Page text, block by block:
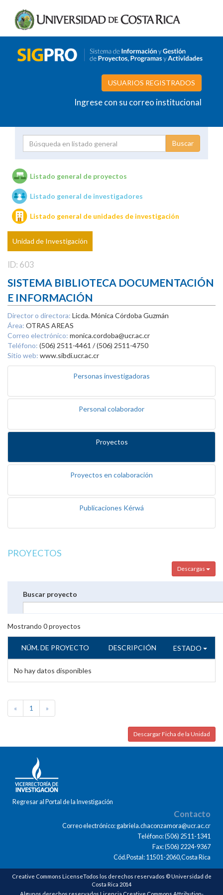
USUARIOS REGISTRADOS
Ingrese con su correo institucional
Unidades de investigación
Listado general de proyectos
Listado general de investigadores
Listado general de unidades de investigación
Unidad de Investigación
ID: 603
SISTEMA BIBLIOTECA DOCUMENTACIÓN
E INFORMACIÓN
Director o directora: Licda. Mónica Córdoba Guzmán
Área: OTRAS AREAS
Correo electrónico: monica.cordoba@ucr.ac.cr
Teléfono: (506) 2511-4461 / (506) 2511-4750
Sitio web: www.sibdi.ucr.ac.cr
Personas investigadoras
Personal colaborador
Proyectos
Proyectos en colaboración
Publicaciones Kérwá
PROYECTOS
Descargas
Buscar proyecto
Mostrando 0proyectos
NÚM. DE PROYECTO DESCRIPCIÓN ESTADO
No hay datos disponibles
« 1 »
Descargar Ficha de la Unidad
Regresar al Portal de la Investigación
Contacto
Correo electrónico: gabriela.chaconzamora@ucr.ac.cr
Teléfono: (506) 2511-1341
Fax: (506) 2224-9367
Cód.Postal: 11501-2060,Costa Rica
Creative Commons LicenseTodos los derechos reservados © Universidad de
Costa Rica 2014